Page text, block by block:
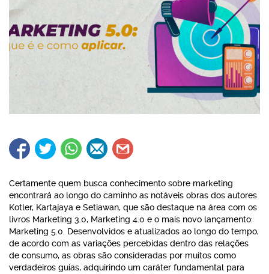
Certamente quem busca conhecimento sobre marketing
encontrará ao longo do caminho as notáveis obras dos autores
Kotler, Kartajaya e Setiawan, que são destaque na área com os
livros Marketing 3.0, Marketing 4.0 e o mais novo lançamento:
Marketing 5.0. Desenvolvidos e atualizados ao longo do tempo,
de acordo com as variações percebidas dentro das relações
de consumo, as obras são consideradas por muitos como
verdadeiros guias, adquirindo um caráter fundamental para